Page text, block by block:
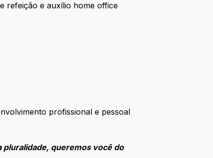
refeição e auxílio home office
profissional e pessoal
pluralidade, queremos você do